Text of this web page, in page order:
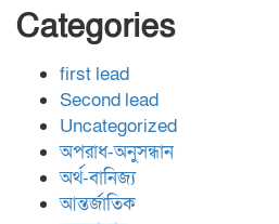
Categories
first lead
Second lead
Uncategorized
অপরাধ-অনুসন্ধান
অর্থ-বানিজ্য
আন্তর্জাতিক